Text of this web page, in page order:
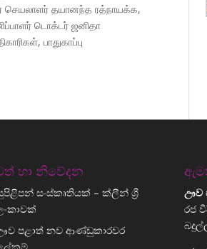
செயலாளர் தயானந்த ரத்நாயக்க,
டொக்டர் ஜனிதா
பாதுகாப்பு
හා නිවේදන
සංස්කෘතියක් – ක්ලීන් ශ්‍රී
පළාත් නව ආණ්ඩුකාරවර
ඌව
රජ